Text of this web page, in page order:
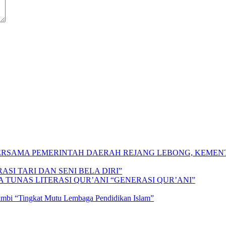
PEMERINTAH DAERAH REJANG LEBONG,
TARI DAN SENI BELA DIRI”
LITERASI QUR’ANI “GENERASI QUR’ANI”
“Tingkat Mutu Lembaga Pendidikan Islam”